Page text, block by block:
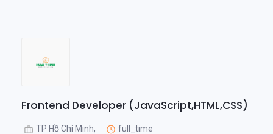
Frontend Developer (JavaScript,HTML,CSS)
TP Hồ Chí Minh, full_time